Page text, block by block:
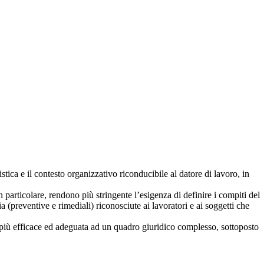
e il contesto organizzativo riconducibile al datore di lavoro, in
rendono più stringente l’esigenza di definire i compiti del
(preventive e rimediali) riconosciute ai lavoratori e ai soggetti che
efficace ed adeguata ad un quadro giuridico complesso, sottoposto